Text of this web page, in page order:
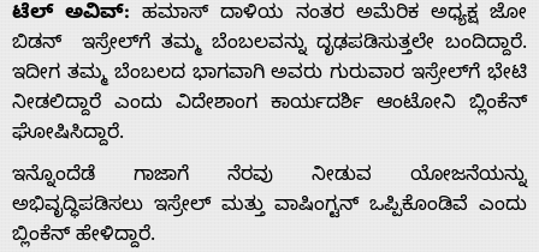
ಟೆಲ್ ಅವಿವ್: ಹಮಾಸ್ ದಾಳಿಯ ನಂತರ ಅಮೆರಿಕ ಅಧ್ಯಕ್ಷ ಜೋ
ಬಿಡನ್ ಇಸ್ರೇಲ್‌ಗೆ ತಮ್ಮ ಬೆಂಬಲವನ್ನು ದೃಢಪಡಿಸುತ್ತಲೇ ಬಂದಿದ್ದಾರೆ.
ಇದೀಗ ತಮ್ಮ ಬೆಂಬಲದ ಭಾಗವಾಗಿ ಅವರು ಗುರುವಾರ ಇಸ್ರೇಲ್‌ಗೆ ಭೇಟಿ
ನೀಡಲಿದ್ದಾರೆ ಎಂದು ವಿದೇಶಾಂಗ ಕಾರ್ಯದರ್ಶಿ ಆಂಟೋನಿ ಬ್ಲಿಂಕೆನ್
ಘೋಷಿಸಿದ್ದಾರೆ.
ಇನ್ನೊಂದೆಡೆ ಗಾಜಾಗೆ ನೆರವು ನೀಡುವ ಯೋಜನೆಯನ್ನು
ಅಭಿವೃದ್ಧಿಪಡಿಸಲು ಇಸ್ರೇಲ್ ಮತ್ತು ವಾಷಿಂಗ್ಟನ್ ಒಪ್ಪಿಕೊಂಡಿವೆ ಎಂದು
ಬ್ಲಿಂಕೆನ್‌ ಹೇಳಿದ್ದಾರೆ.